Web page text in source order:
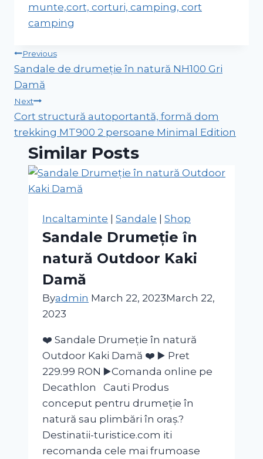
munte,cort, corturi, camping, cort
camping
Post
navigation
Previous
Sandale de drumeție în natură NH100 Gri
Damă
Next
Cort structură autoportantă, formă dom
trekking MT900 2 persoane Minimal Edition
Similar Posts
Incaltaminte | Sandale | Shop
Sandale Drumeție în
natură Outdoor Kaki
Damă
Byadmin March 22, 2023March 22,
2023
❤️ Sandale Drumeție în natură
Outdoor Kaki Damă ❤️ ▶️ Pret
229.99 RON ▶️Comanda online pe
Decathlon Cauti Produs
conceput pentru drumeție în
natură sau plimbări în oraș.?
Destinatii-turistice.com iti
recomanda cele mai frumoase